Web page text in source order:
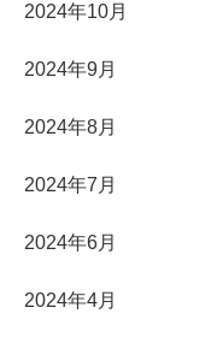
2024年10月
2024年9月
2024年8月
2024年7月
2024年6月
2024年4月